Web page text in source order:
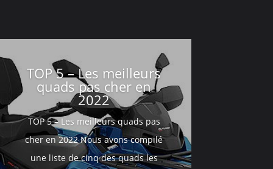
TOP 5 – Les meilleurs
quads pas cher en
2022
TOP 5 – Les meilleurs quads pas
cher en 2022 Nous avons compilé
une liste de cinq des quads les